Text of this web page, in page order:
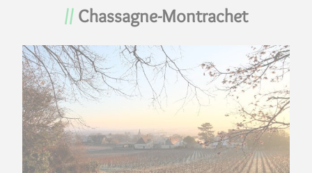
Chassagne-Montrachet